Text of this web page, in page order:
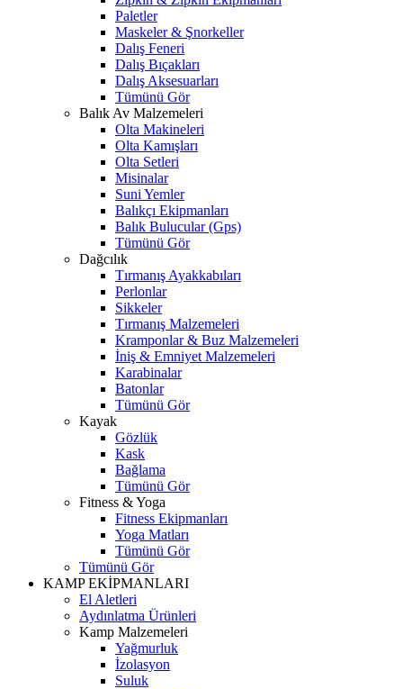
Paletler
Maskeler & Şnorkeller
Dalış Feneri
Dalış Bıçakları
Dalış Aksesuarları
Tümünü Gör
Balık Av Malzemeleri
Olta Makineleri
Olta Kamışları
Olta Setleri
Misinalar
Suni Yemler
Balıkçı Ekipmanları
Balık Bulucular (Gps)
Tümünü Gör
Dağcılık
Tırmanış Ayakkabıları
Perlonlar
Sikkeler
Tırmanış Malzemeleri
Kramponlar & Buz Malzemeleri
İniş & Emniyet Malzemeleri
Karabinalar
Batonlar
Tümünü Gör
Kayak
Gözlük
Kask
Bağlama
Tümünü Gör
Fitness & Yoga
Fitness Ekipmanları
Yoga Matları
Tümünü Gör
Tümünü Gör
KAMP EKİPMANLARI
El Aletleri
Aydınlatma Ürünleri
Kamp Malzemeleri
Yağmurluk
İzolasyon
Suluk